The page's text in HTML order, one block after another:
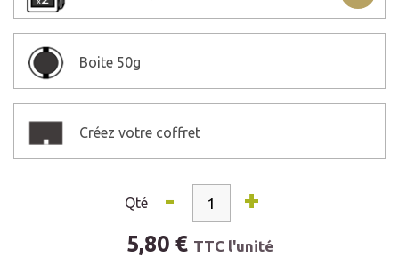
Boite 50g
Créez votre coffret
Qté - +
5,80 € TTC l'unité